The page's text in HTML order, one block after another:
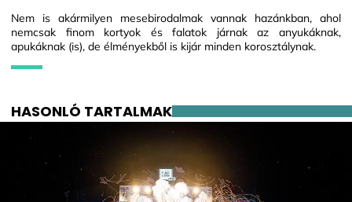
Nem is akármilyen mesebirodalmak vannak hazánkban, ahol
nemcsak finom kortyok és falatok járnak az anyukáknak,
apukáknak (is), de élményekből is kijár minden korosztálynak.
HASONLÓ TARTALMAK